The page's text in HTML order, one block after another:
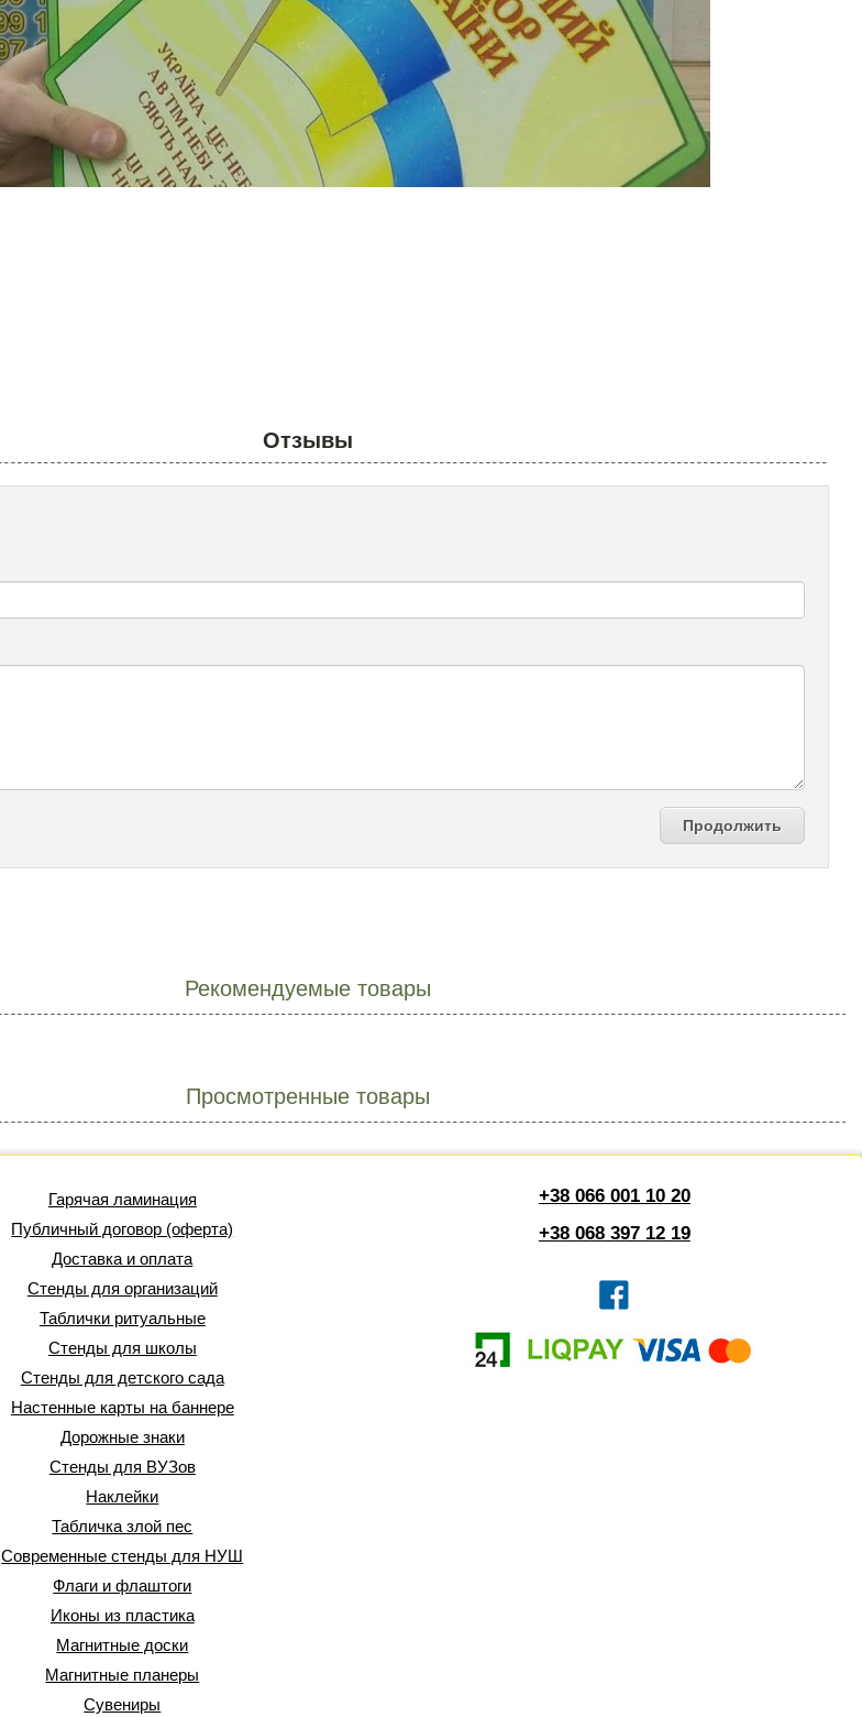
Отзывы
Продолжить
Рекомендуемые товары
Просмотренные товары
Гарячая ламинация
Публичный договор (оферта)
Доставка и оплата
Стенды для организаций
Таблички ритуальные
Стенды для школы
Стенды для детского сада
Настенные карты на баннере
Дорожные знаки
Стенды для ВУЗов
Наклейки
Табличка злой пес
Современные стенды для НУШ
Флаги и флаштоги
Иконы из пластика
Магнитные доски
Магнитные планеры
Сувениры
+38 066 001 10 20
+38 068 397 12 19